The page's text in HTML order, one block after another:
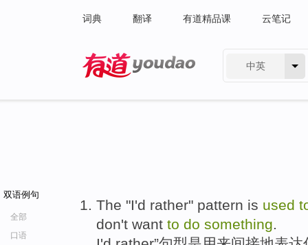
词典 翻译 有道精品课 云笔记
中英
双语例句
全部
口语
The "I'd rather" pattern is used
don't want to do something.